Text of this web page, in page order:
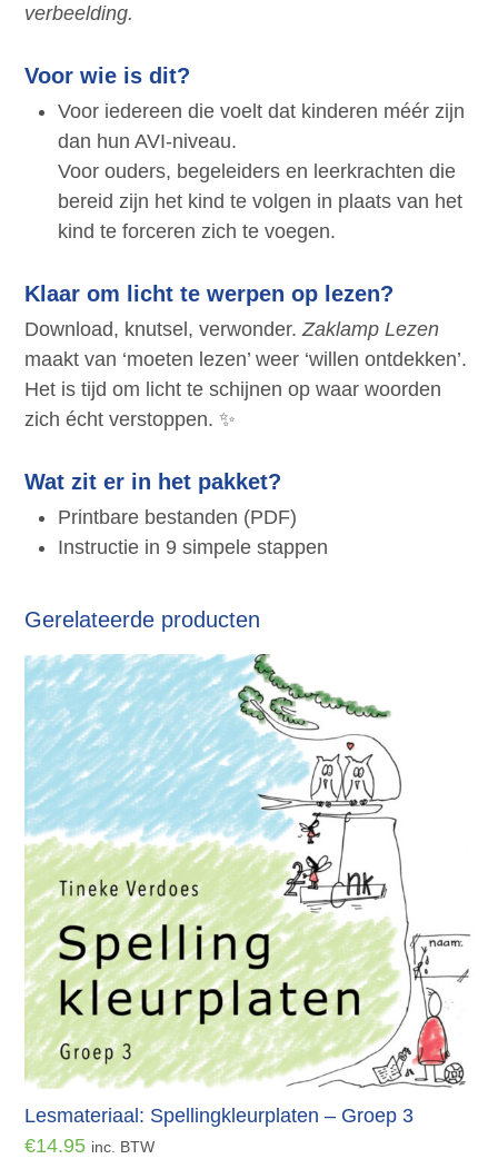
verbeelding.
Voor wie is dit?
Voor iedereen die voelt dat kinderen méér zijn
dan hun AVI-niveau.
Voor ouders, begeleiders en leerkrachten die
bereid zijn het kind te volgen in plaats van het
kind te forceren zich te voegen.
Klaar om licht te werpen op lezen?
Download, knutsel, verwonder.Zaklamp Lezen
maakt van ‘moeten lezen’ weer ‘willen ontdekken’.
Het is tijd om licht te schijnen op waar woorden
zich écht verstoppen. ✨
Wat zit er in het pakket?
Printbare bestanden (PDF)
Instructie in 9 simpele stappen
Gerelateerde producten
Lesmateriaal: Spellingkleurplaten – Groep 3
€14.95 inc. BTW